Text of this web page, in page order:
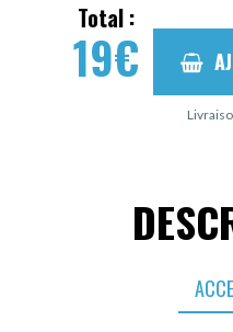
Total :
19€